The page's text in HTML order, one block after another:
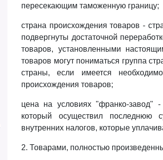
пересекающим таможенную границу;
страна происхождения товаров -
подвергнуты достаточной
товаров, установленными
товаров могут пониматься группа
страны, если имеется
происхождения товаров;
цена на условиях "франко-завод"
который осуществил последнюю
внутренних налогов, которые
2. Товарами, полностью